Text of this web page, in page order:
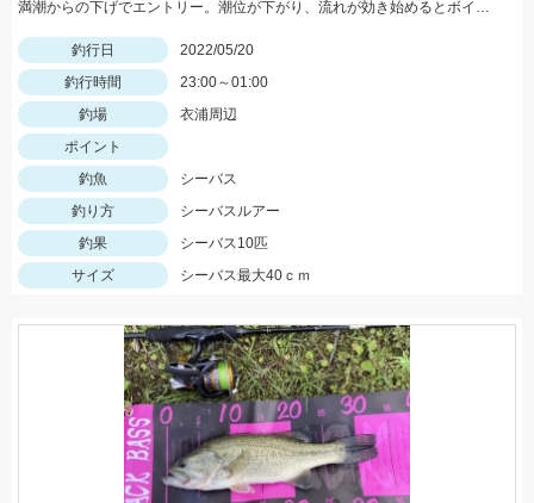
満潮からの下げでエントリー。潮位が下がり、流れが効き始めるとボイル多数。小型ルアーでスローで巻くと効果的でした。
釣行日
2022/05/20
釣行時間
23:00～01:00
釣場
衣浦周辺
ポイント
釣魚
シーバス
釣り方
シーバスルアー
釣果
シーバス10匹
サイズ
シーバス最大40ｃｍ